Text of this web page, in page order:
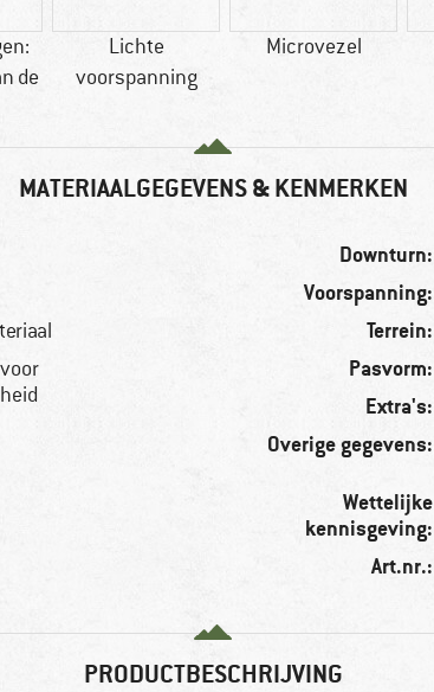
de
Lichte
voorspanning
Microvezel
MATERIAALGEGEVENS & KENMERKEN
Downturn:
Voorspanning:
Terrein:
Pasvorm:
Extra's:
Overige gegevens:
Wettelijke
kennisgeving:
Art.nr.:
PRODUCTBESCHRIJVING